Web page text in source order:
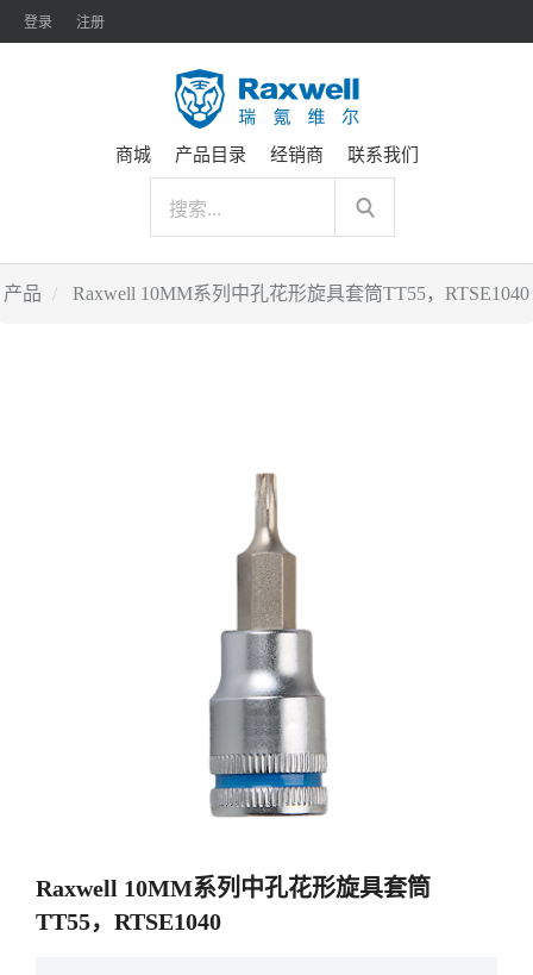
登录 注册
商城 产品目录 经销商 联系我们
产品 Raxwell 10MM系列中孔花形旋具套筒TT55，RTSE1040
Raxwell 10MM系列中孔花形旋具套筒
TT55，RTSE1040